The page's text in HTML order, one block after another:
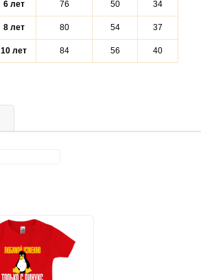
6 лет 76 50 34
8 лет 80 54 37
10 лет 84 56 40